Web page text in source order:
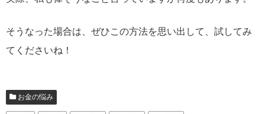
そうなった場合は、ぜひこの方法を思い出して、試してみ
てくださいね！
お金の悩み